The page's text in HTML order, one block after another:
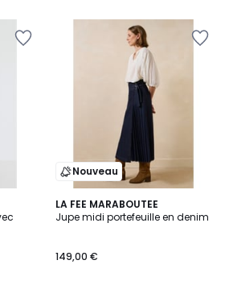
Nouveau
LA FEE MARABOUTEE
Jupe midi portefeuille en denim
149,00 €